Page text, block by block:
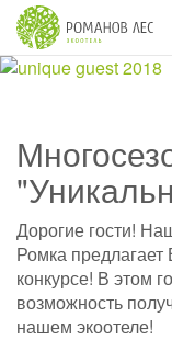
Дорогие гости!
Ромка предлагает
конкурсе! В этом
возможность
нашем экоотеле!